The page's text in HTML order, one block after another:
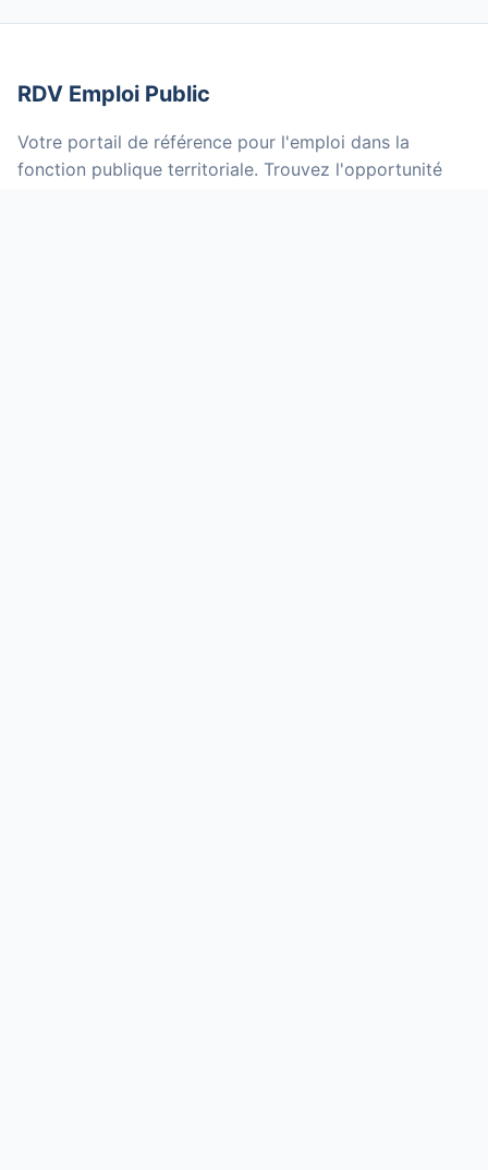
RDV Emploi Public
Votre portail de référence pour l'emploi dans la
fonction publique territoriale. Trouvez l'opportunité